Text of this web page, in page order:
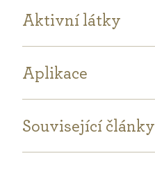
Aktivní látky
Aplikace
Související články